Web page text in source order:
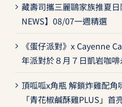
藏壽司攜三麗鷗家族推夏
NEWS】08/07一週精選
《蛋仔派對》x Cayenne
年派對於８月７日凱岩咖啡
頂呱呱x角瓶 解鎖炸雞配角
「青花椒鹹酥雞PLUS」